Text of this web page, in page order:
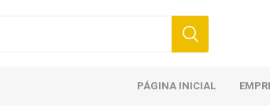
PÁGINA INICIAL